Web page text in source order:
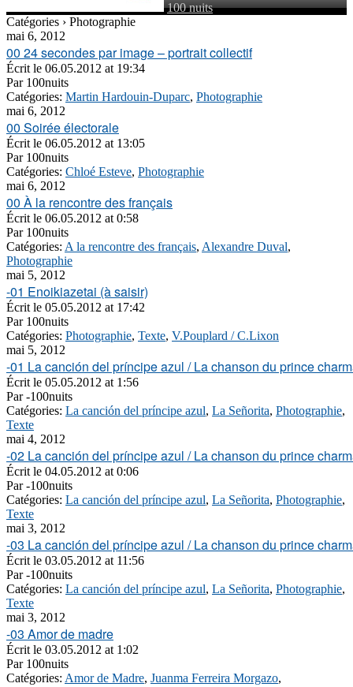
100 nuits
Catégories › Photographie
mai 6, 2012
00 24 secondes par image – portrait collectif
Écrit le 06.05.2012 at 19:34
Par100nuits
Catégories: Martin Hardouin-Duparc, Photographie
mai 6, 2012
00 Soirée électorale
Écrit le 06.05.2012 at 13:05
Par100nuits
Catégories: Chloé Esteve, Photographie
mai 6, 2012
00 À la rencontre des français
Écrit le 06.05.2012 at 0:58
Par100nuits
Catégories: A la rencontre des français, Alexandre Duval,
Photographie
mai 5, 2012
-01 Enoikiazetai (à saisir)
Écrit le 05.05.2012 at 17:42
Par100nuits
Catégories: Photographie, Texte, V.Pouplard / C.Lixon
mai 5, 2012
-01 La canción del príncipe azul / La chanson du prince
Écrit le 05.05.2012 at 1:56
Par-100nuits
Catégories: La canción del príncipe azul, La Señorita, Photographie,
Texte
mai 4, 2012
-02 La canción del príncipe azul / La chanson du prince
Écrit le 04.05.2012 at 0:06
Par-100nuits
Catégories: La canción del príncipe azul, La Señorita, Photographie,
Texte
mai 3, 2012
-03 La canción del príncipe azul / La chanson du prince
Écrit le 03.05.2012 at 11:56
Par-100nuits
Catégories: La canción del príncipe azul, La Señorita, Photographie,
Texte
mai 3, 2012
-03 Amor de madre
Écrit le 03.05.2012 at 1:02
Par100nuits
Catégories: Amor de Madre, Juanma Ferreira Morgazo,